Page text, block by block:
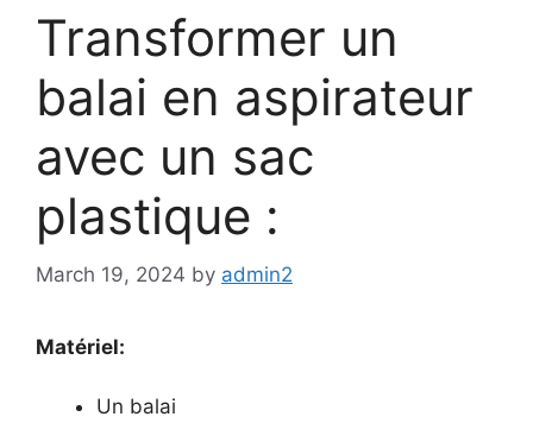
Transformer un
balai en aspirateur
avec un sac
plastique :
March 19, 2024 by admin2
Matériel:
Un balai